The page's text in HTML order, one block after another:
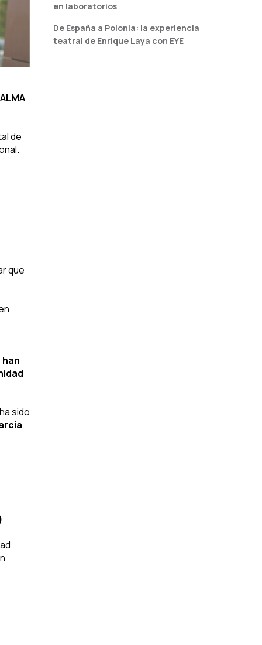
ALMA
de
que
han
sido
,
en laboratorios
De España a Polonia: la experiencia
teatral de Enrique Laya con EYE